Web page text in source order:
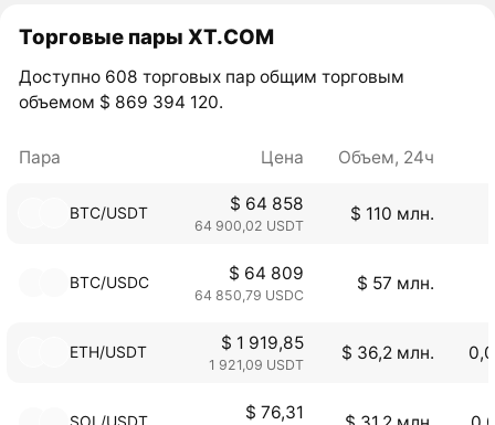
Торговые пары XT.COM
Доступно 608 торговых пар общим торговым
объемом $ 869 394 120.
Пара Цена Объем, 24ч
BTC/USDT $ 64 858
64 900,02 USDT
$ 110 млн.
BTC/USDC $ 64 809
64 850,79 USDC
$ 57 млн.
ETH/USDT $ 1 919,85
1 921,09 USDT
$ 36,2 млн.
$ 76,31